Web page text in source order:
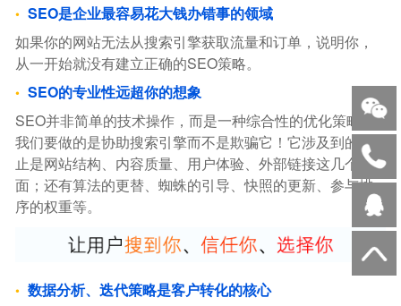
SEO是企业最容易花大钱办错事的领域
如果你的网站无法从搜索引擎获取流量和订单，说明你，
从一开始就没有建立正确的SEO策略。
SEO的专业性远超你的想象
SEO并非简单的技术操作，而是一种综合性的优化策略。
我们要做的是协助搜索引擎而不是欺骗它！它涉及到的不
止是网站结构、内容质量、用户体验、外部链接这几个方
面；还有算法的更替、蜘蛛的引导、快照的更新、参与排
序的权重等。
数据分析、迭代策略是客户转化的核心